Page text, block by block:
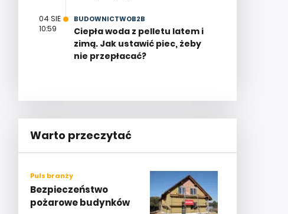
04 SIE
10:59
BUDOWNICTWOB2B
Ciepła woda z pelletu latem i
zimą. Jak ustawić piec, żeby
nie przepłacać?
Warto przeczytać
Puls branży
Bezpieczeństwo
pożarowe budynków